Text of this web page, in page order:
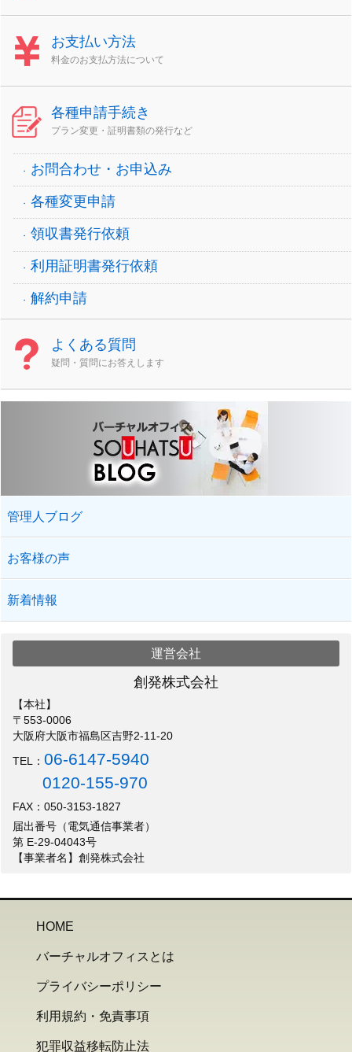
お支払い方法
料金のお支払方法について
各種申請手続き
プラン変更・証明書類の発行など
お問合わせ・お申込み
各種変更申請
領収書発行依頼
利用証明書発行依頼
解約申請
よくある質問
疑問・質問にお答えします
管理人ブログ
お客様の声
新着情報
運営会社
創発株式会社
【本社】
〒553-0006
大阪府大阪市福島区吉野2-11-20
TEL：06-6147-5940
0120-155-970
FAX：050-3153-1827
届出番号（電気通信事業者）
第 E-29-04043号
【事業者名】創発株式会社
HOME
バーチャルオフィスとは
プライバシーポリシー
利用規約・免責事項
犯罪収益移転防止法